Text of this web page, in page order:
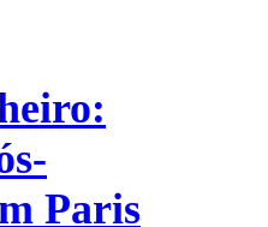
Paris